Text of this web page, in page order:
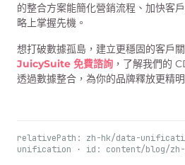
的整合方案能簡化營銷流程、加快客
略上掌握先機。
想打破數據孤島，建立更穩固的客戶
JuicySuite 免費諮詢 ，了解我們的
透過數據整合，為你的品牌釋放更精
relativePath: zh-hk/data-
unification · id: content/blog/zh-